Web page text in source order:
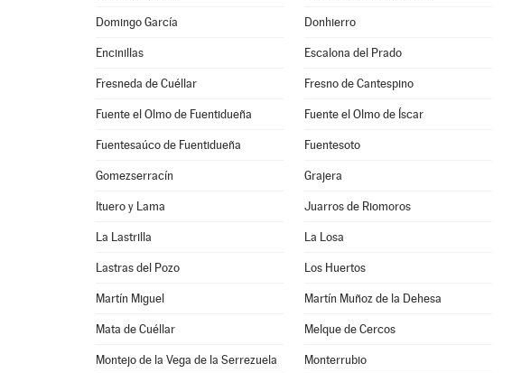
Domingo García Donhierro
Encinillas Escalona del Prado
Fresneda de Cuéllar Fresno de Cantespino
Fuente el Olmo de Fuentidueña Fuente el Olmo de Íscar
Fuentesaúco de Fuentidueña Fuentesoto
Gomezserracín Grajera
Ituero y Lama Juarros de Riomoros
La Lastrilla La Losa
Lastras del Pozo Los Huertos
Martín Miguel Martín Muñoz de la Dehesa
Mata de Cuéllar Melque de Cercos
Montejo de la Vega de la Serrezuela Monterrubio